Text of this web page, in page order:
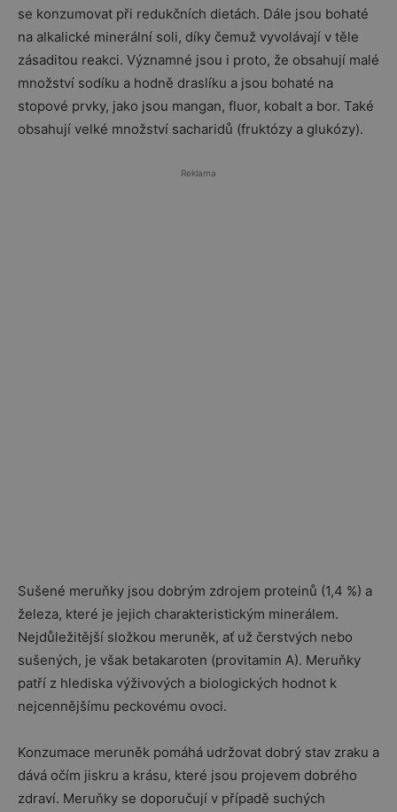
se konzumovat při redukčních dietách. Dále jsou bohaté
na alkalické minerální soli, díky čemuž vyvolávají v těle
zásaditou reakci. Významné jsou i proto, že obsahují malé
množství sodíku a hodně draslíku a jsou bohaté na
stopové prvky, jako jsou mangan, fluor, kobalt a bor. Také
obsahují velké množství sacharidů (fruktózy a glukózy).
Reklama
Sušené meruňky jsou dobrým zdrojem proteinů (1,4 %) a
železa, které je jejich charakteristickým minerálem.
Nejdůležitější složkou meruněk, ať už čerstvých nebo
sušených, je však betakaroten (provitamin A). Meruňky
patří z hlediska výživových a biologických hodnot k
nejcennějšímu peckovému ovoci.
Konzumace meruněk pomáhá udržovat dobrý stav zraku a
dává očím jiskru a krásu, které jsou projevem dobrého
zdraví. Meruňky se doporučují v případě suchých